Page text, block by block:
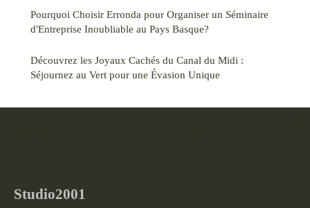
Pourquoi Choisir Erronda pour Organiser un Séminaire
d'Entreprise Inoubliable au Pays Basque?
Découvrez les Joyaux Cachés du Canal du Midi :
Séjournez au Vert pour une Évasion Unique
Studio2001